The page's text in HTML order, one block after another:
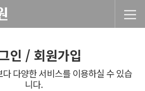
당척병원
인 / 회원가입
다양한 서비스를 이용하실 수 있습
니다.